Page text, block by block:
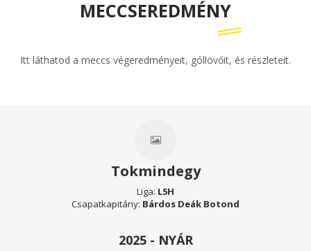
MECCSEREDMÉNY
Itt láthatod a meccs végeredményeit, góllövőit, és részleteit.
Tokmindegy
Liga: L5H
Csapatkapitány: Bárdos Deák Botond
2025 - NYÁR